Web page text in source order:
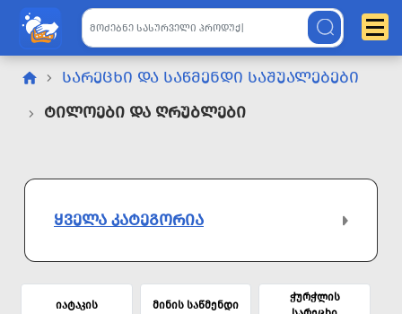
ᲡᲐᲠᲔᲪᲮᲘ ᲓᲐ ᲡᲐᲬᲛᲔᲜᲓᲘ ᲡᲐᲨᲣᲐᲚᲔᲑᲔᲑᲘ
Ტილოები Და Ღრუბლები
ᲧᲕᲔᲚᲐ ᲙᲐᲢᲔᲒᲝᲠᲘᲐ
იატაკის
მინის საწმენდი
ჭურჭლის